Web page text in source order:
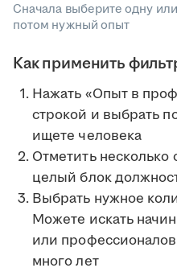
Сначала выберите одну
потом нужный опыт
Как применить
Нажать «Опыт в
строкой и выбрать
ищете человека
Отметить
целый блок
Выбрать нужное
Можете искать
или
много лет